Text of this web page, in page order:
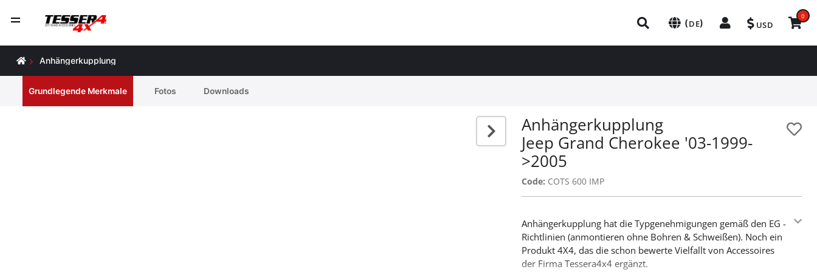
(DE) USD
0
Anhängerkupplung
Grundlegende Merkmale Fotos Downloads
Anhängerkupplung
Jeep Grand Cherokee '03-1999-
>2005
Code: COTS 600 IMP
Anhängerkupplung hat die Typgenehmigungen gemäß den EG -
Richtlinien (anmontieren ohne Bohren & Schweißen). Noch ein
Produkt 4X4, das die schon bewerte Vielfallt von Accessoires
der Firma Tessera4x4 ergänzt.